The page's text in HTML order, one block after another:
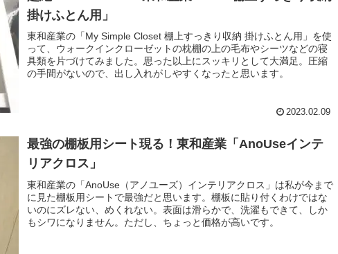
掛けふとん用」
東和産業の「My Simple Closet 棚上すっきり収納 掛けふとん用」を使
って、ウォークインクローゼットの枕棚の上の毛布やシーツなどの寝
具類を片づけてみました。思った以上にスッキリとして大満足。圧縮
の手間がないので、出し入れがしやすくなったと思います。
2023.02.09
最強の棚板用シート現る！東和産業「AnoUseインテ
リアクロス」
東和産業の「AnoUse（アノユーズ）インテリアクロス」は私が今まで
に見た棚板用シートで最強だと思います。棚板に貼り付くわけではな
いのにズレない、めくれない。表面は滑らかで、洗濯もできて、しか
もシワになりません。ただし、ちょっと価格が高いです。